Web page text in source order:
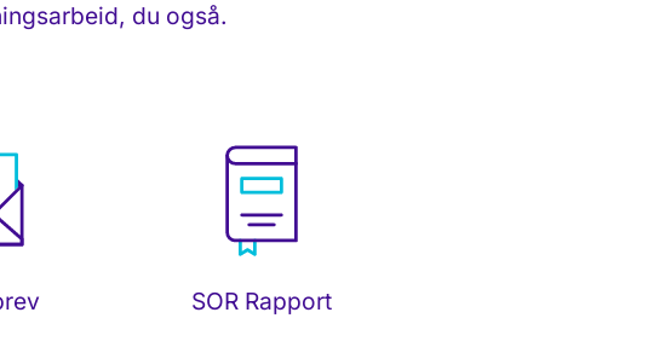
du også.
SOR Rapport